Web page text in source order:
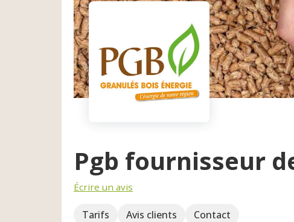
Pgb fournisseur
Écrire un avis
Tarifs Avis clients Contact